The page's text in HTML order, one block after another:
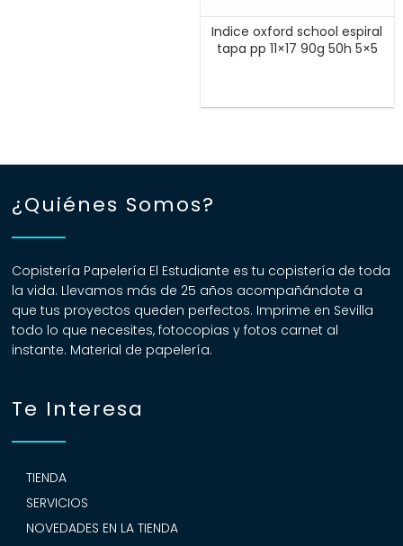
Indice oxford school espiral
tapa pp 11×17 90g 50h 5×5
¿Quiénes Somos?
Copistería Papelería El Estudiante es tu copistería de toda
la vida. Llevamos más de 25 años acompañándote a
que tus proyectos queden perfectos. Imprime en Sevilla
todo lo que necesites, fotocopias y fotos carnet al
instante. Material de papelería.
Te Interesa
TIENDA
SERVICIOS
NOVEDADES EN LA TIENDA